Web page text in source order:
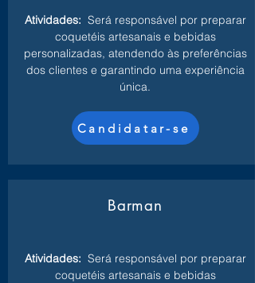
Atividades: Será responsável por preparar
coquetéis artesanais e bebidas
personalizadas, atendendo às preferências
dos clientes e garantindo uma experiência
única.
Candidatar-se
Barman
Atividades: Será responsável por preparar
coquetéis artesanais e bebidas